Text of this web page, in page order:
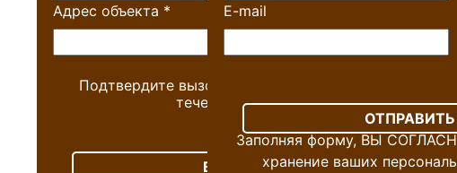
Адрес объекта *
Подтвердите вызов, и мы перезвоним Вам в
течении 10 минут
E-mail
Заполняя форму, ВЫ
хранение ваших